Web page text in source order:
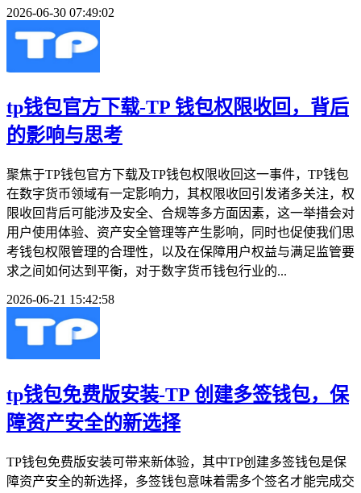
2026-06-30 07:49:02
tp钱包官方下载-TP 钱包权限收回，背后
的影响与思考
聚焦于TP钱包官方下载及TP钱包权限收回这一事件，TP钱包
在数字货币领域有一定影响力，其权限收回引发诸多关注，权
限收回背后可能涉及安全、合规等多方面因素，这一举措会对
用户使用体验、资产安全管理等产生影响，同时也促使我们思
考钱包权限管理的合理性，以及在保障用户权益与满足监管要
求之间如何达到平衡，对于数字货币钱包行业的...
2026-06-21 15:42:58
tp钱包免费版安装-TP 创建多签钱包，保
障资产安全的新选择
TP钱包免费版安装可带来新体验，其中TP创建多签钱包是保
障资产安全的新选择，多签钱包意味着需多个签名才能完成交